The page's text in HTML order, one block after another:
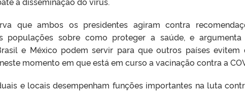
que ambos os presidentes agiram contra
populações sobre como proteger a saúde, e
e México podem servir para que outros países evitem
momento em que está em curso a vacinação contra a
e locais desempenham funções importantes na luta